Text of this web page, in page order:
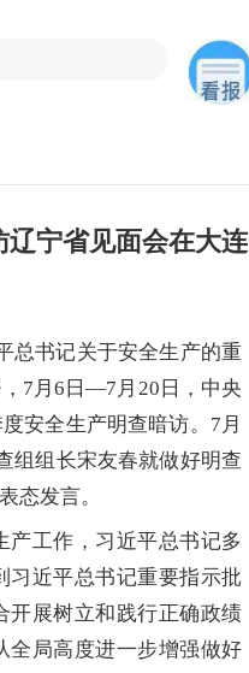
宁省见面会在大连
书记关于安全生产的重
7月6日—7月20日，中央
安全生产明查暗访。7月
组组长宋友春就做好明查
态发言。
工作，习近平总书记多
习近平总书记重要指示批
开展树立和践行正确政绩
全局高度进一步增强做好